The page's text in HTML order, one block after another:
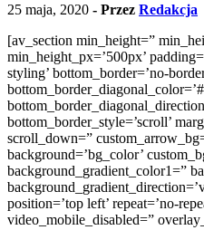
25 maja, 2020 - Przez Redakcja
[av_section min_height=”
min_height_px=’500px’
styling’ bottom_border=’no-
bottom_border_style=’scroll’
scroll_down=”
background=’bg_color’
background_gradient_color1=”
position=’top left’ repeat=’no-
video_mobile_disabled=”